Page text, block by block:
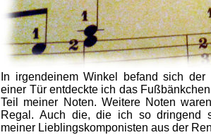
In irgendeinem Winkel befand sich
einer Tür entdeckte ich das
Teil meiner Noten. Weitere Noten
Regal. Auch die, die ich so dringend
meiner Lieblingskomponisten aus der